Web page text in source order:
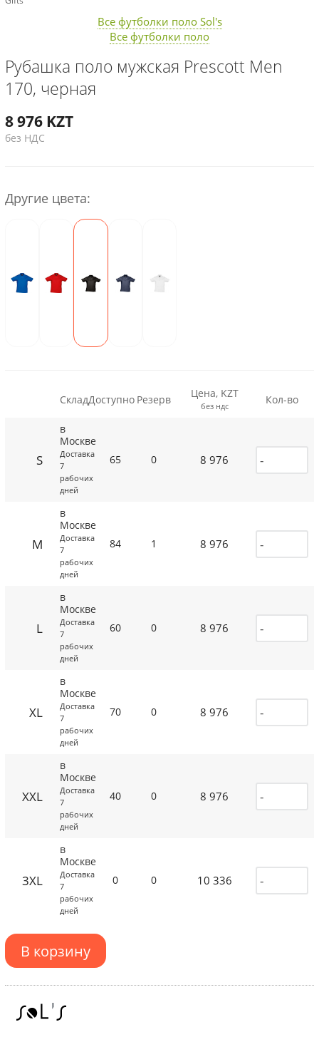
Все футболки поло Sol's
Все футболки поло
Рубашка поло мужская Prescott Men
170, черная
8 976 KZT
без НДС
Другие цвета:
СкладДоступно Резерв Цена, KZT
без ндс Кол-во
S
в
Москве
Доставка
7
рабочих
дней
65 0 8 976
M
в
Москве
Доставка
7
рабочих
дней
84 1 8 976
L
в
Москве
Доставка
7
рабочих
дней
60 0 8 976
XL
в
Москве
Доставка
7
рабочих
дней
70 0 8 976
XXL
в
Москве
Доставка
7
рабочих
дней
40 0 8 976
3XL
в
Москве
Доставка
7
рабочих
дней
0 0 10 336
В корзину